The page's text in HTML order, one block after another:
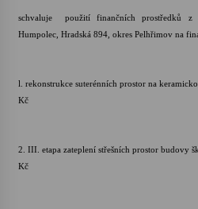
schvaluje použití finančních prostředků z
Humpolec, Hradská 894, okres Pelhřimov na
l. rekonstrukce suterénních prostor na
Kč
2. III. etapa zateplení střešních prostor
Kč